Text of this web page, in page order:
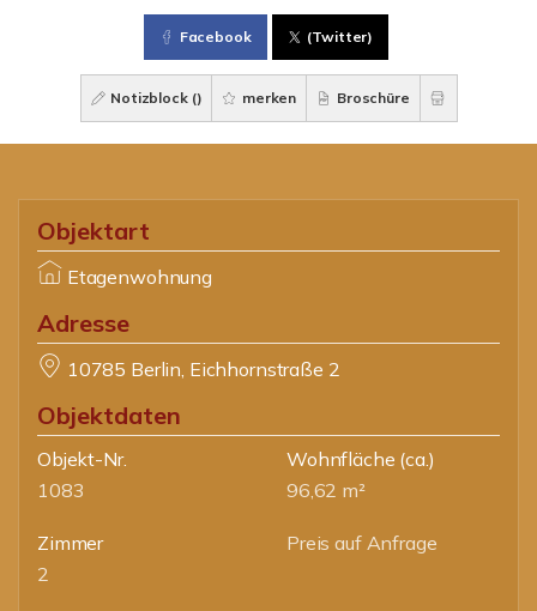
Facebook (Twitter)
Notizblock () merken Broschüre
Objektart
Etagenwohnung
Adresse
10785 Berlin, Eichhornstraße 2
Objektdaten
Objekt-Nr.
1083
Wohnfläche (ca.)
96,62 m²
Zimmer
2
Preis auf Anfrage